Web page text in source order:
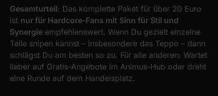
Gesamturteil: Das komplette Paket für über 20 Euro
ist nur für Hardcore-Fans mit Sinn für Stil und
Synergie empfehlenswert. Wenn Du gezielt einzelne
Teile snipen kannst – insbesondere das Teppo – dann
schlägst Du am besten so zu. Für alle anderen: Wartet
lieber auf Gratis-Angebote im Animus-Hub oder dreht
eine Runde auf dem Handelsplatz.